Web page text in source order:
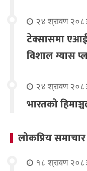
२४ श्रावण
टेक्सासमा
विशाल ग्यास
२४ श्रावण
भारतको
लोकप्रिय समाचार
१८ श्रावण